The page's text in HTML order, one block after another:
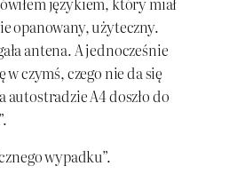
opanowany, użyteczny.
antena. A jednocześnie
w czymś, czego nie da się
autostradzie A4 doszło do
wypadku”.